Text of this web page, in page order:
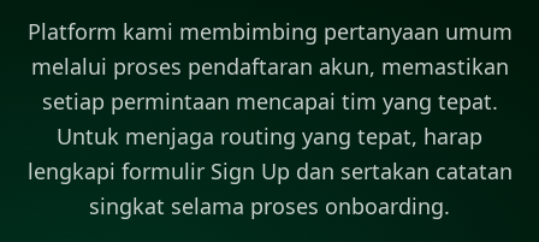
Platform kami membimbing pertanyaan umum
melalui proses pendaftaran akun, memastikan
setiap permintaan mencapai tim yang tepat.
Untuk menjaga routing yang tepat, harap
lengkapi formulir Sign Up dan sertakan catatan
singkat selama proses onboarding.